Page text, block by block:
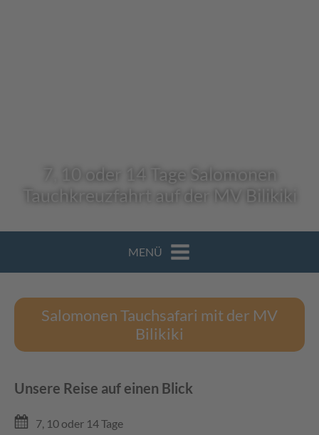
7, 10 oder 14 Tage Salomonen
Tauchkreuzfahrt auf der MV Bilikiki
MENÜ
Salomonen Tauchsafari mit der MV
Bilikiki
Unsere Reise auf einen Blick
7, 10 oder 14 Tage